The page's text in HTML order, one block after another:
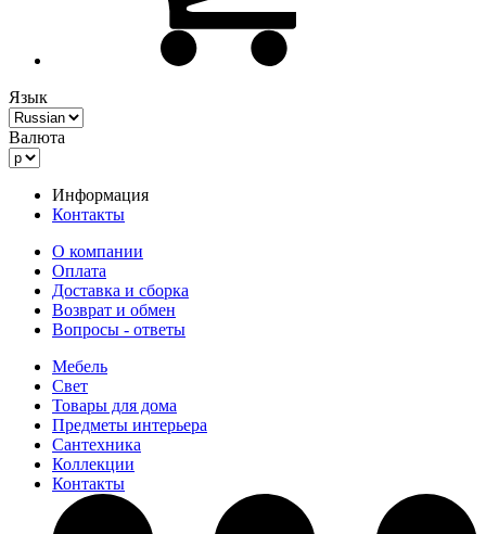
Язык
Валюта
Информация
Контакты
О компании
Оплата
Доставка и сборка
Возврат и обмен
Вопросы - ответы
Мебель
Свет
Товары для дома
Предметы интерьера
Сантехника
Коллекции
Контакты